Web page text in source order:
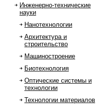
Инженерно-технические
науки
Нанотехнологии
Архитектура и
строительство
Машиностроение
Биотехнология
Оптические системы и
технологии
Технологии материалов